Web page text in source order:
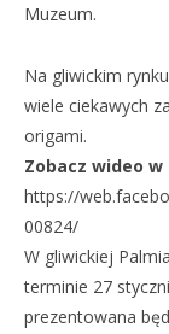
Muzeum.
Na gliwickim
wiele ciekawych
origami.
Zobacz wideo w
https://
00824/
W gliwickiej
terminie 27
prezentowana